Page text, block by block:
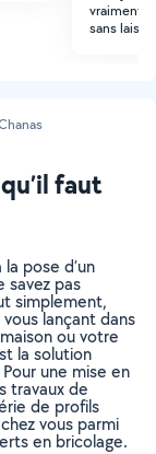
vraiment,
sans
faut
pose d’un
savez pas
simplement,
lançant dans
ou votre
la solution
une mise en
travaux de
de profils
vous parmi
en bricolage.